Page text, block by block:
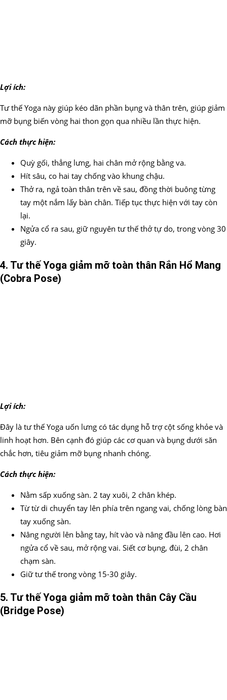
Lợi ích:
Tư thế Yoga này giúp kéo dãn phần bụng và thân trên, giúp giảm
mỡ bụng biến vòng hai thon gọn qua nhiều lần thực hiện.
Cách thực hiện:
Quỳ gối, thẳng lưng, hai chân mở rộng bằng va.
Hít sâu, co hai tay chống vào khung chậu.
Thở ra, ngả toàn thân trên về sau, đồng thời buông từng
tay một nắm lấy bàn chân. Tiếp tục thực hiện với tay còn
lại.
Ngửa cổ ra sau, giữ nguyên tư thế thở tự do, trong vòng 30
giây.
4. Tư thế Yoga giảm mỡ toàn thân Rắn Hổ Mang
(Cobra Pose)
Lợi ích:
Đây là tư thế Yoga uốn lưng có tác dụng hỗ trợ cột sống khỏe và
linh hoạt hơn. Bên cạnh đó giúp các cơ quan và bụng dưới săn
chắc hơn, tiêu giảm mỡ bụng nhanh chóng.
Cách thực hiện:
Nằm sấp xuống sàn. 2 tay xuôi, 2 chân khép.
Từ từ di chuyển tay lên phía trên ngang vai, chống lòng bàn
tay xuống sàn.
Nâng người lên bằng tay, hít vào và nâng đầu lên cao. Hơi
ngửa cổ về sau, mở rộng vai. Siết cơ bụng, đùi, 2 chân
chạm sàn.
Giữ tư thế trong vòng 15-30 giây.
5. Tư thế Yoga giảm mỡ toàn thân Cây Cầu
(Bridge Pose)